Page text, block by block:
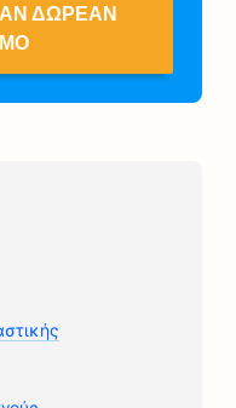
ΔΩΡΕΆΝ